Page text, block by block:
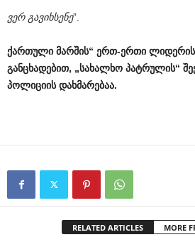
ვერ გავიხსენე”.
ქართული მარშის“ ერთ-ერთი ლიდერის
განცხადებით, „სახალხო პატრულის“
პოლიციის დახმარებაა.
RELATED ARTICLES MORE